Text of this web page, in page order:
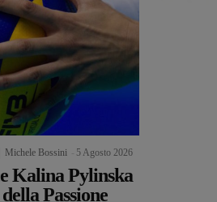
Michele Bossini 5 Agosto 2026
Kalina Pylinska
Passione